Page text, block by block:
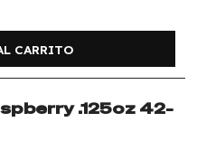
CARRITO
.125oz 42-